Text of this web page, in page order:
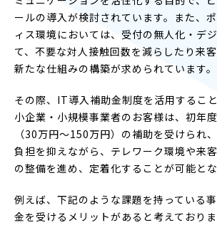
ールの導入が検討されています。また、
ィス環境においては、受付の無人化・デ
て、不要な対人接触回数を減らしたり来
新たな仕組みの構築が求められています。
その際、IT導入補助金制度を活用するこ
小企業・小規模事業者のお客様は、初年
（30万円～150万円）の補助を受けられ
負担を抑えながら、テレワーク環境や来
の整備を進め、定着化することが可能とな
例えば、下記のような課題を持っている
金を受けるメリットがあると考えておりま